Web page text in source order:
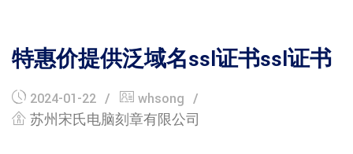
特惠价提供泛域名ssl证书ssl证书
2024-01-22
whsong
苏州宋氏电脑刻章有限公司